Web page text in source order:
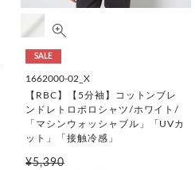
SALE
1662000-02_X
【RBC】【5分袖】コットンブレ
ンドレトロポロシャツ/ホワイト/
「マシンウォッシャブル」「UVカ
ット」「接触冷感」
¥5,390